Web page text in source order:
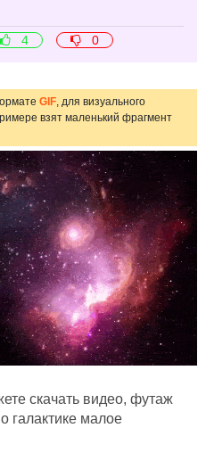
4 0
GIF, для визуального
взят маленький фрагмент
скачать видео, футаж
галактике малое